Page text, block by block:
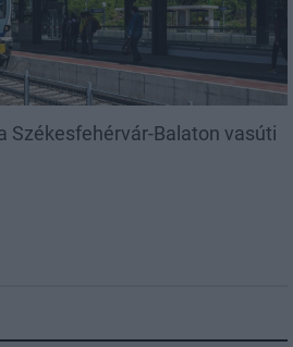
Székesfehérvár-Balaton vasúti